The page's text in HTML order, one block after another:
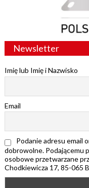
Newsletter
Imię lub Imię i Nazwisko
Email
Podanie adresu email
dobrowolne. Podającemu
osobowe przetwarzane
Chodkiewicza 17, 85-065